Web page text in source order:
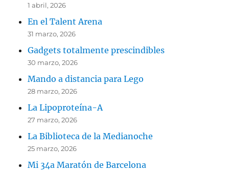
1 abril, 2026
En el Talent Arena
31 marzo, 2026
Gadgets totalmente prescindibles
30 marzo, 2026
Mando a distancia para Lego
28 marzo, 2026
La Lipoproteína-A
27 marzo, 2026
La Biblioteca de la Medianoche
25 marzo, 2026
Mi 34a Maratón de Barcelona